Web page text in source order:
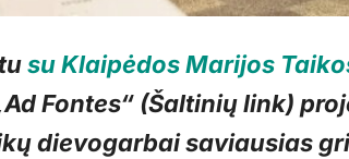
su Klaipėdos Marijos
Fontes“ (Šaltinių link)
dievogarbai saviausias